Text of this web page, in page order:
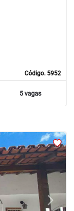
Código. 5952
5 vagas
arrow_forward_iosNext